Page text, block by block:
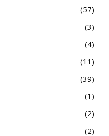
57
3
4
11
39
1
2
2